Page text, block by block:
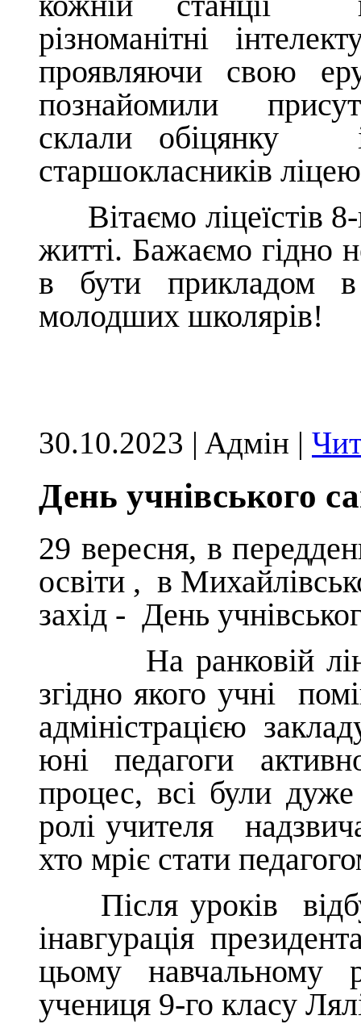
різноманітні
проявляючи свою
познайомили
склали обіцянку
старшокласників
Вітаємо ліцеїстів
житті. Бажаємо гідно
в бути прикладом в
молодших школярів!
30.10.2023 | Aдмін |
День учнівського
29 вересня, в
освіти , в
захід - День
На ранковій
згідно якого учні
адміністрацією
юні педагоги
процес, всі були
ролі учителя
хто мріє стати
Після уроків
інавгурація
цьому навчальному
учениця 9-го класу